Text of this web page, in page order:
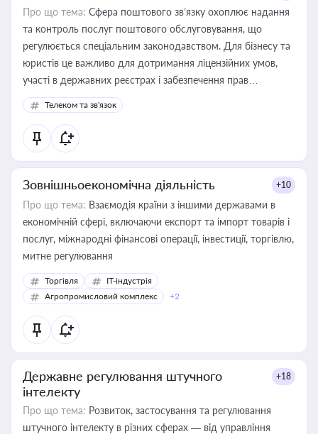
Про що тема: Сфера поштового зв’язку охоплює надання
та контроль послуг поштового обслуговування, що
регулюється спеціальним законодавством. Для бізнесу та
юристів це важливо для дотримання ліцензійних умов,
участі в державних реєстрах і забезпечення прав
споживачів.
Телеком та зв'язок
Зовнішньоекономічна діяльність +10
Про що тема: Взаємодія країни з іншими державами в
економічній сфері, включаючи експорт та імпорт товарів і
послуг, міжнародні фінансові операції, інвестиції, торгівлю,
митне регулювання
Торгівля
IT-індустрія
Агропромисловий комплекс
+2
Державне регулювання штучного
інтелекту
+18
Про що тема: Розвиток, застосування та регулювання
штучного інтелекту в різних сферах — від управління